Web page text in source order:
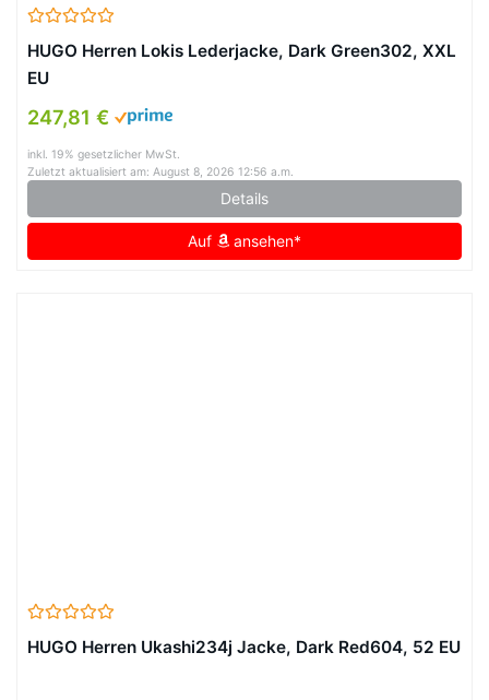
HUGO Herren Lokis Lederjacke, Dark Green302, XXL
EU
247,81 €
inkl. 19% gesetzlicher MwSt.
Zuletzt aktualisiert am: August 8, 2026 12:56 a.m.
Details
Auf ansehen*
HUGO Herren Ukashi234j Jacke, Dark Red604, 52 EU